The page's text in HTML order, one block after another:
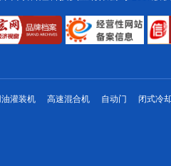
灌装机 高速混合机 自动门 闭式冷